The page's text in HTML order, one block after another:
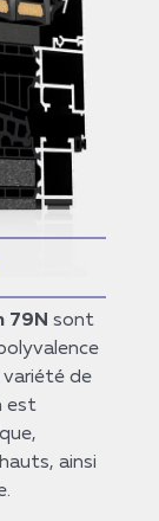
79N sont
variété de
est
ainsi